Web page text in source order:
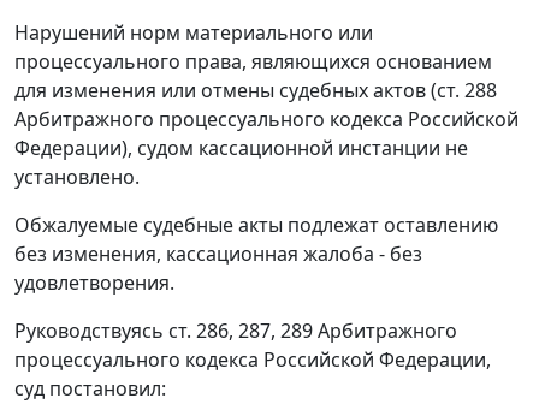
Нарушений норм материального или
процессуального права, являющихся основанием
для изменения или отмены судебных актов (ст. 288
Арбитражного процессуального кодекса Российской
Федерации), судом кассационной инстанции не
установлено.
Обжалуемые судебные акты подлежат оставлению
без изменения, кассационная жалоба - без
удовлетворения.
Руководствуясь ст. 286, 287, 289Арбитражного
процессуального кодекса Российской Федерации,
суд постановил: